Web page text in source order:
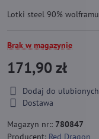
Lotki steel 90%
Brak w magazynie
171,90 zł
Dodaj do ulubionych
Dostawa
Magazyn nr:: 780847
Producent: Red Dragon